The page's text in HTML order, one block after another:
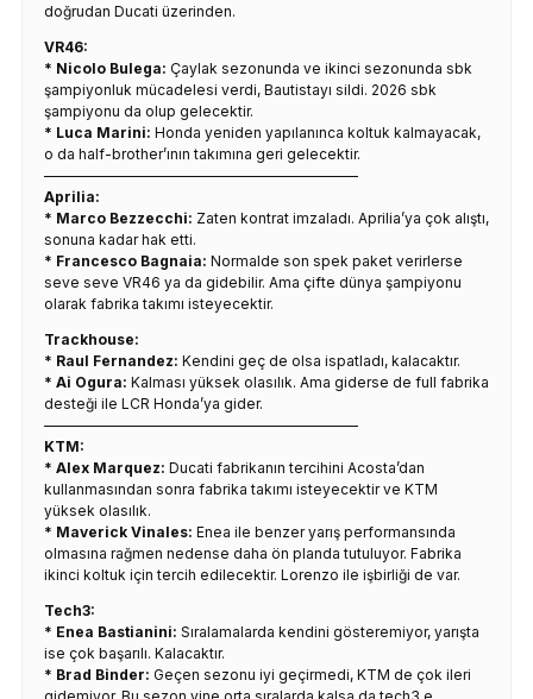
doğrudan Ducati üzerinden.
VR46:
* Nicolo Bulega: Çaylak sezonunda ve ikinci sezonunda sbk
şampiyonluk mücadelesi verdi, Bautistayı sildi. 2026 sbk
şampiyonu da olup gelecektir.
* Luca Marini: Honda yeniden yapılanınca koltuk kalmayacak,
o da half-brother’ının takımına geri gelecektir.
——————————————————————
Aprilia:
* Marco Bezzecchi: Zaten kontrat imzaladı. Aprilia’ya çok alıştı,
sonuna kadar hak etti.
* Francesco Bagnaia: Normalde son spek paket verirlerse
seve seve VR46 ya da gidebilir. Ama çifte dünya şampiyonu
olarak fabrika takımı isteyecektir.
Trackhouse:
* Raul Fernandez: Kendini geç de olsa ispatladı, kalacaktır.
* Ai Ogura: Kalması yüksek olasılık. Ama giderse de full fabrika
desteği ile LCR Honda’ya gider.
——————————————————————
KTM:
* Alex Marquez: Ducati fabrikanın tercihini Acosta’dan
kullanmasından sonra fabrika takımı isteyecektir ve KTM
yüksek olasılık.
* Maverick Vinales: Enea ile benzer yarış performansında
olmasına rağmen nedense daha ön planda tutuluyor. Fabrika
ikinci koltuk için tercih edilecektir. Lorenzo ile işbirliği de var.
Tech3:
* Enea Bastianini: Sıralamalarda kendini gösteremiyor, yarışta
ise çok başarılı. Kalacaktır.
* Brad Binder: Geçen sezonu iyi geçirmedi, KTM de çok ileri